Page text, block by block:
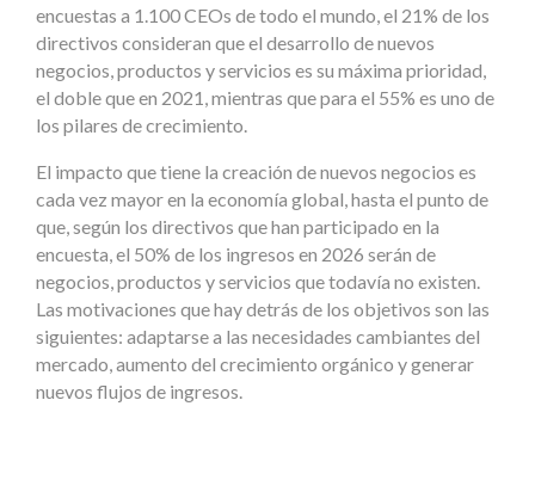
encuestas a 1.100 CEOs de todo el mundo, el 21% de los
directivos consideran que el desarrollo de nuevos
negocios, productos y servicios es su máxima prioridad,
el doble que en 2021, mientras que para el 55% es uno de
los pilares de crecimiento.
El impacto que tiene la creación de nuevos negocios es
cada vez mayor en la economía global, hasta el punto de
que, según los directivos que han participado en la
encuesta, el 50% de los ingresos en 2026 serán de
negocios, productos y servicios que todavía no existen.
Las motivaciones que hay detrás de los objetivos son las
siguientes: adaptarse a las necesidades cambiantes del
mercado, aumento del crecimiento orgánico y generar
nuevos flujos de ingresos.